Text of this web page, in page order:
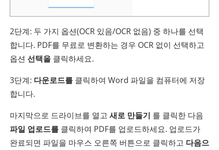
2단계: 두 가지 옵션(OCR 있음/OCR 없음) 중 하나를 선택
합니다. PDF를 무료로 변환하는 경우 OCR 없이 선택하고
옵션 선택을 클릭하세요.
3단계: 다운로드를 클릭하여 Word 파일을 컴퓨터에 저장
합니다.
마지막으로 드라이브를 열고 새로 만들기 를 클릭한 다음
파일 업로드를 클릭하여 PDF를 업로드하세요. 업로드가
완료되면 파일을 마우스 오른쪽 버튼으로 클릭하고 다음으